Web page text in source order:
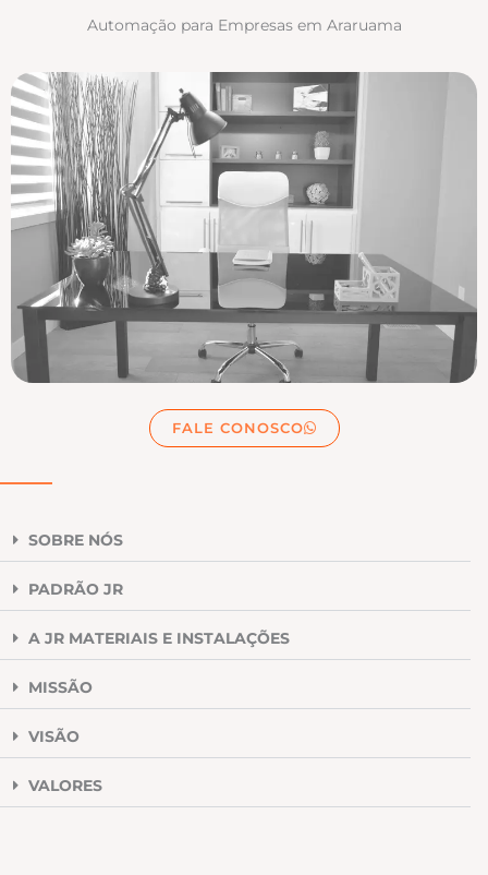
Automação para Empresas em Araruama
FALE CONOSCO
SOBRE NÓS
PADRÃO JR
A JR MATERIAIS E INSTALAÇÕES
MISSÃO
VISÃO
VALORES